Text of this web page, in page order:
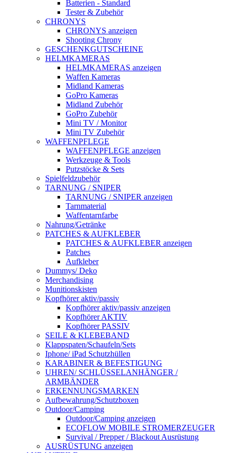
Batterien - Standard
Tester & Zubehör
CHRONYS
CHRONYS anzeigen
Shooting Chrony
GESCHENKGUTSCHEINE
HELMKAMERAS
HELMKAMERAS anzeigen
Waffen Kameras
Midland Kameras
GoPro Kameras
Midland Zubehör
GoPro Zubehör
Mini TV / Monitor
Mini TV Zubehör
WAFFENPFLEGE
WAFFENPFLEGE anzeigen
Werkzeuge & Tools
Putzstöcke & Sets
Spielfeldzubehör
TARNUNG / SNIPER
TARNUNG / SNIPER anzeigen
Tarnmaterial
Waffentarnfarbe
Nahrung/Getränke
PATCHES & AUFKLEBER
PATCHES & AUFKLEBER anzeigen
Patches
Aufkleber
Dummys/ Deko
Merchandising
Munitionskisten
Kopfhörer aktiv/passiv
Kopfhörer aktiv/passiv anzeigen
Kopfhörer AKTIV
Kopfhörer PASSIV
SEILE & KLEBEBAND
Klappspaten/Schaufeln/Sets
Iphone/ iPad Schutzhüllen
KARABINER & BEFESTIGUNG
UHREN/ SCHLÜSSELANHÄNGER /
ARMBÄNDER
ERKENNUNGSMARKEN
Aufbewahrung/Schutzboxen
Outdoor/Camping
Outdoor/Camping anzeigen
ECOFLOW MOBILE STROMERZEUGER
Survival / Prepper / Blackout Ausrüstung
AUSRÜSTUNG anzeigen